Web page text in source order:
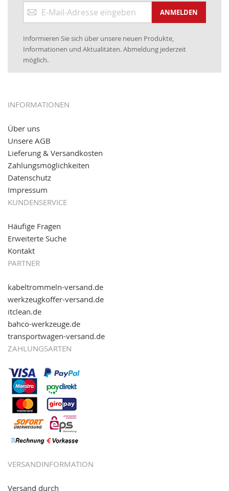
04.11.2018: Überarbeitung der Corporate Identity (CI)
16.01.2017:JETZT NEU- Visa & MasterCard (inkl.
Maestro)
12.01.2017:JETZT NEU- giropay, SOFORT-Überweisung
05.09.2016: NEUE Topseller bei
11.08.2016: Gerade entsteht unser "neuer"
Partnershop
Online-Shop für einfaches Transportieren. Einfach
reinschauen...
zum
ANMELDEN
Informieren Sie sich über unsere neuen Produkte,
Informationen und Aktualitäten. Abmeldung jederzeit
möglich.
INFORMATIONEN
Über uns
Unsere AGB
Lieferung & Versandkosten
Zahlungsmöglichkeiten
Datenschutz
Impressum
KUNDENSERVICE
Häufige Fragen
Erweiterte Suche
Kontakt
PARTNER
kabeltrommeln-versand.de
werkzeugkoffer-versand.de
itclean.de
bahco-werkzeuge.de
transportwagen-versand.de
ZAHLUNGSARTEN
VERSANDINFORMATION
Versand durch